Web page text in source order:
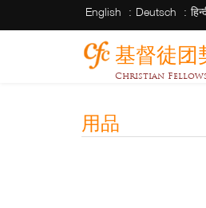
English Deutsch
基督徒团
Christian
用品